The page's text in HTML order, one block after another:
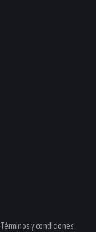
Términos y condiciones